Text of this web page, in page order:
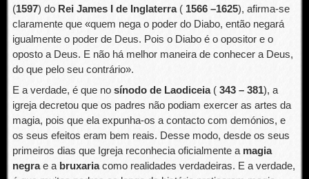
(1597) do Rei James I de Inglaterra ( 1566 –1625), afirma-se
claramente que «quem nega o poder do Diabo, então negará
igualmente o poder de Deus. Pois o Diabo é o opositor e o
oposto a Deus. E não há melhor maneira de conhecer a Deus,
do que pelo seu contrário».
E a verdade, é que no sínodo de Laodiceia( 343 – 381), a
igreja decretou que os padres não podiam exercer as artes da
magia, pois que ela expunha-os a contacto com demónios, e
os seus efeitos eram bem reais. Desse modo, desde os seus
primeiros dias que Igreja reconhecia oficialmente a magia
negrae a bruxariacomo realidades verdadeiras. E a verdade,